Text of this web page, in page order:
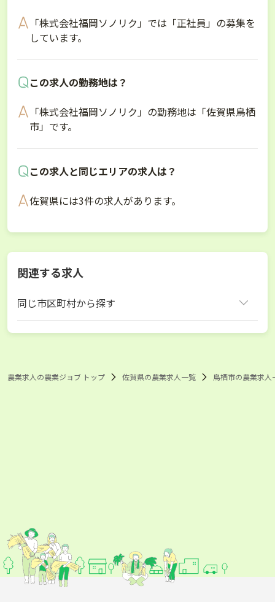
「株式会社福岡ソノリク」では「正社員」の募集を
しています。
この求人の勤務地は？
「株式会社福岡ソノリク」の勤務地は「佐賀県鳥栖
市」です。
この求人と同じエリアの求人は？
佐賀県には3件の求人があります。
関連する求人
同じ市区町村から探す
農業求人の農業ジョブ トップ 佐賀県の農業求人一覧 鳥栖市の農業求人